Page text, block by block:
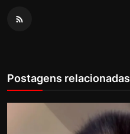
Postagens relacionadas